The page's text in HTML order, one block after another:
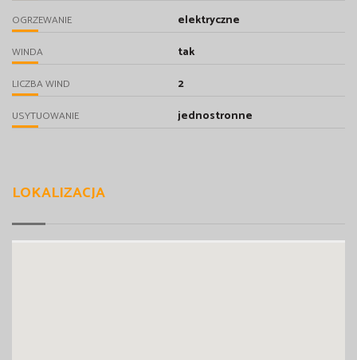
OGRZEWANIE elektryczne
WINDA tak
LICZBA WIND 2
USYTUOWANIE jednostronne
LOKALIZACJA